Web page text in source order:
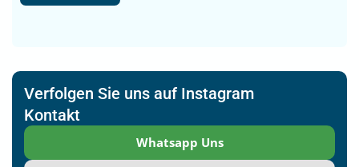
Verfolgen Sie uns auf Instagram
Kontakt
Whatsapp Uns